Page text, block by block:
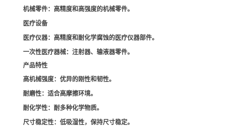
机械零件：高精度和高强度的机械零件。
医疗设备
医疗仪器：高精度和耐化学腐蚀的医疗仪器部件。
一次性医疗器械：注射器、输液器零件。
产品特性
高机械强度：优异的刚性和韧性。
耐磨性：适合高摩擦环境。
耐化学性：耐多种化学物质。
尺寸稳定性：低吸湿性，保持尺寸稳定。